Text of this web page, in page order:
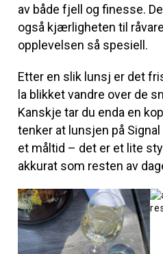
av både fjell og finesse.
også kjærligheten til
opplevelsen så spesiell.
Etter en slik lunsj er det
la blikket vandre over de
Kanskje tar du enda en
tenker at lunsjen på
et måltid – det er et lite
akkurat som resten av